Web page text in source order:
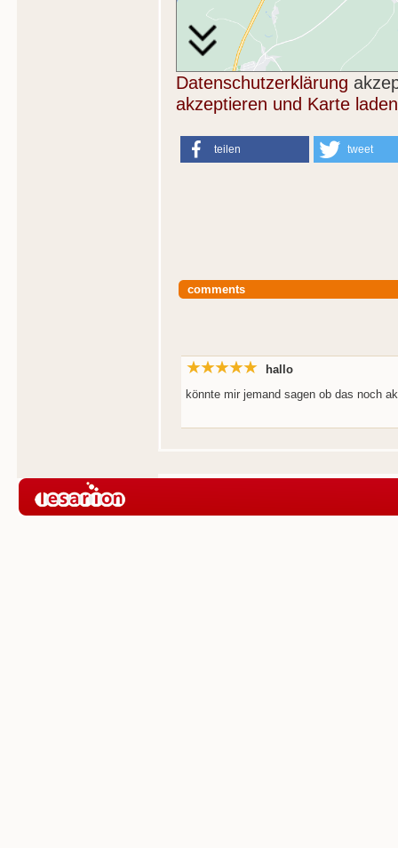
Datenschutzerklärung
akzeptieren und Karte laden
teilen tweet
comments
hallo
könnte mir jemand sagen ob das noch